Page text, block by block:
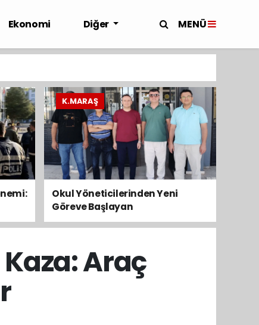
Ekonomi
Diğer MENÜ
K.MARAŞ
Okul Yöneticilerinden Yeni
Göreve Başlayan
Meslektaşlarına Hayırlı Olsun
Araç